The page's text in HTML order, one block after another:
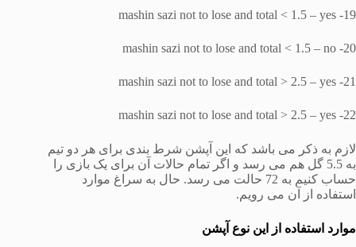
19- mashin sazi not to lose and total < 1.5 – yes
20- mashin sazi not to lose and total < 1.5 – no
21- mashin sazi not to lose and total > 2.5 – yes
22- mashin sazi not to lose and total > 2.5 – yes
لازم به ذکر می باشد که این آپشن شرط بندی برای هر دو تیم
به 5.5 گل هم می رسد و اگر تمام حالات آن برای یک بازی را
حساب کنیم به 72 حالت می رسد. حال به سراغ موارد
استفاده از آن می رویم.
موارد استفاده از این نوع آپشن